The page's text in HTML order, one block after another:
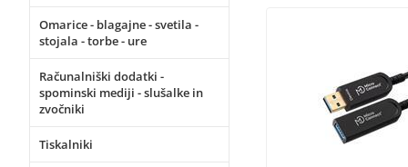
Omarice - blagajne - svetila -
stojala - torbe - ure
Računalniški dodatki -
spominski mediji - slušalke in
zvočniki
Tiskalniki